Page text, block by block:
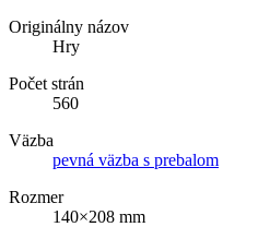
Originálny názov
Hry
Počet strán
560
Väzba
pevná väzba s prebalom
Rozmer
140×208 mm